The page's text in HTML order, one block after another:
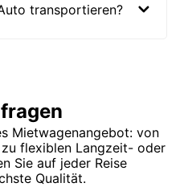
transportieren?
Mietwagenangebot: von
flexiblen Langzeit- oder
Sie auf jeder Reise
Qualität.